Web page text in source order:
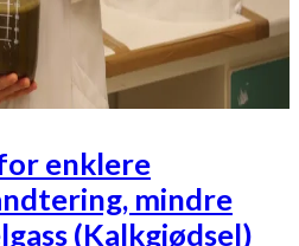
enklere
mindre
(Kalkgjødsel)